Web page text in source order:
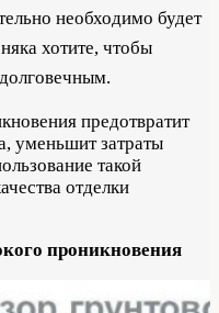
необходимо будет
хотите, чтобы
предотвратит
уменьшит затраты
такой
отделки
проникновения